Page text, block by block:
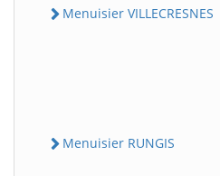
Menuisier VILLECRESNES
Menuisier RUNGIS